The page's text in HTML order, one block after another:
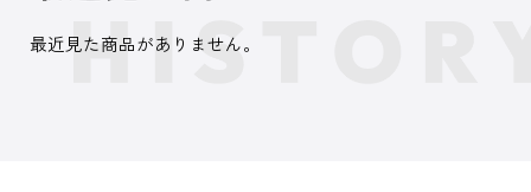
最近見た商品がありません。